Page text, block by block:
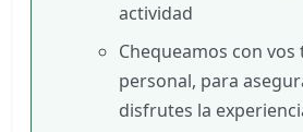
actividad
Chequeamos con
personal, para
disfrutes la